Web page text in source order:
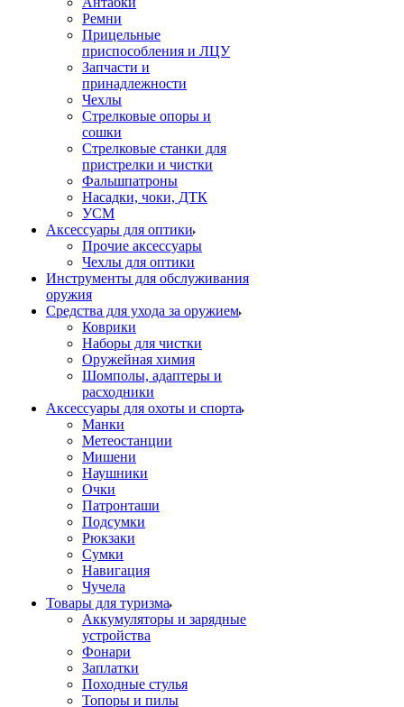
Ремни
Прицельные
приспособления и ЛЦУ
Запчасти и
принадлежности
Чехлы
Стрелковые опоры и
сошки
Стрелковые станки для
пристрелки и чистки
Фальшпатроны
Насадки, чоки, ДТК
УСМ
Аксессуары для оптики
Прочие аксессуары
Чехлы для оптики
Инструменты для обслуживания
оружия
Средства для ухода за оружием
Коврики
Наборы для чистки
Оружейная химия
Шомполы, адаптеры и
расходники
Аксессуары для охоты и спорта
Манки
Метеостанции
Мишени
Наушники
Очки
Патронташи
Подсумки
Рюкзаки
Сумки
Навигация
Чучела
Товары для туризма
Аккумуляторы и зарядные
устройства
Фонари
Заплатки
Походные стулья
Топоры и пилы